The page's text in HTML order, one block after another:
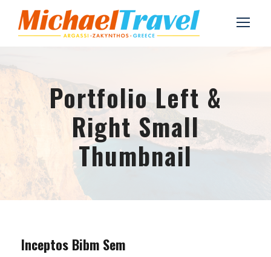
Portfolio Left &
Right Small
Thumbnail
Inceptos Bibm Sem